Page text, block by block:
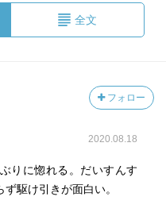
全文
フォロー
2020.08.18
りに惚れる。だいすんす
駆け引きが面白い。